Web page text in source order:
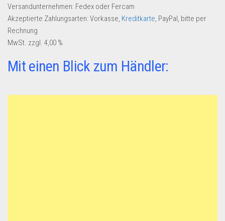
Amazon
Aldi
Lidl
Kostenlos verkaufen
Kostenlos Registrieren
Versandunternehmen: Fedex oder Fercam
Akzeptierte Zahlungsarten: Vorkasse, Kreditkarte, PayPal, bitte per
Rechnung
MwSt. zzgl. 4,00 %
Mit einen Blick zum Händler: